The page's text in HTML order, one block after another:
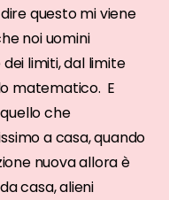
questo mi viene
noi uomini
limiti, dal limite
matematico. E
che
a casa, quando
nuova allora è
casa, alieni